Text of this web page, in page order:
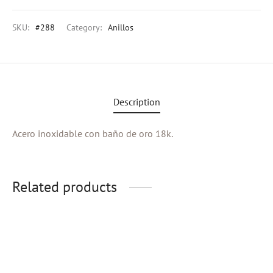
SKU: #288 Category: Anillos
Description
Acero inoxidable con baño de oro 18k.
Related products